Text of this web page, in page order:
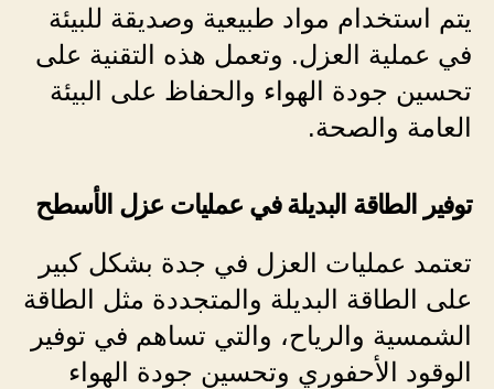
يتم استخدام مواد طبيعية وصديقة للبيئة
في عملية العزل. وتعمل هذه التقنية على
تحسين جودة الهواء والحفاظ على البيئة
العامة والصحة.
توفير الطاقة البديلة في عمليات عزل الأسطح
تعتمد عمليات العزل في جدة بشكل كبير
على الطاقة البديلة والمتجددة مثل الطاقة
الشمسية والرياح، والتي تساهم في توفير
الوقود الأحفوري وتحسين جودة الهواء